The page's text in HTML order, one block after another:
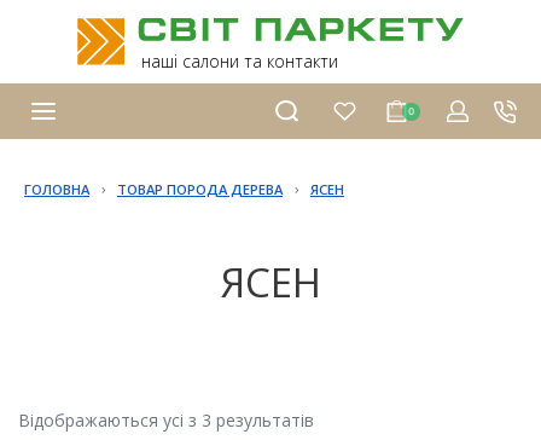
наші салони та контакти
0
ГОЛОВНА › ТОВАР ПОРОДА ДЕРЕВА › ЯСЕН
ЯСЕН
Відображаються усі з 3 результатів